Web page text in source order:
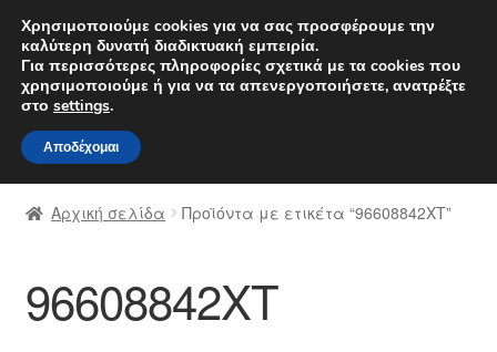
ΑΠΟΣΤΟΛΗ από 7 EUR
Δευτέρα-Παρ. 9 π.μ. - 4 μ.μ.
Απευθείας
μετάβαση
στην
πλοήγηση
Μετάβαση
σε
περιεχόμενο
Αρχική
Διαδικασία Παραπόνων
Επικοινωνία
Αρχική σελίδα Προϊόντα με ετικέτα “96608842XT”
96608842XT
Χρησιμοποιούμε cookies για να σας προσφέρουμε την
καλύτερη δυνατή διαδικτυακή εμπειρία.
Για περισσότερες πληροφορίες σχετικά με τα cookies που
χρησιμοποιούμε ή για να τα απενεργοποιήσετε, ανατρέξτε
στο settings.
Αποδέχομαι